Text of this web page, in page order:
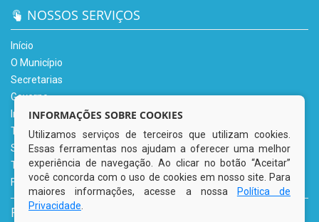
NOSSOS SERVIÇOS
Início
O Município
Secretarias
Governo
Informe-se
Transparência
Serviços Digitais
Tributário
Fale Conosco
REDES SOCIAIS
INFORMAÇÕES SOBRE COOKIES
Utilizamos serviços de terceiros que utilizam cookies.
Essas ferramentas nos ajudam a oferecer uma melhor
experiência de navegação. Ao clicar no botão “Aceitar”
você concorda com o uso de cookies em nosso site. Para
maiores informações, acesse a nossa
Política de
Privacidade